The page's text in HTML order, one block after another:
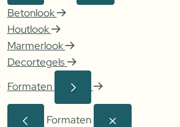
Betonlook
Houtlook
Marmerlook
Decortegels
Formaten
Formaten